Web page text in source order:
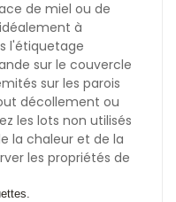
de miel ou de
à
l'étiquetage
sur le couvercle
sur les parois
décollement ou
les lots non utilisés
la chaleur et de la
les propriétés de